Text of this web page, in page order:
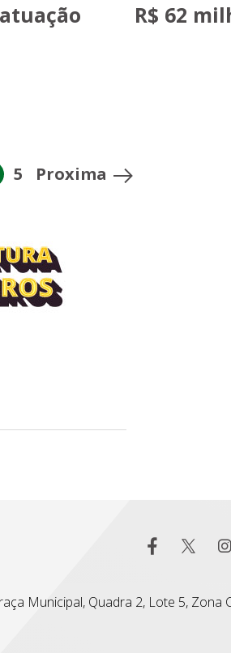
R$ 62
5 Proxima
Municipal, Quadra 2, Lote 5, Zona